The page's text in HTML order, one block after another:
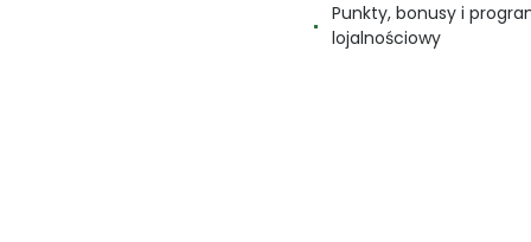
Punkty, bonusy i
lojalnościowy